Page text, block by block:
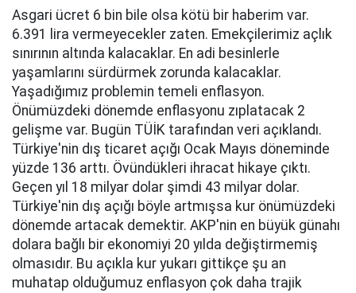
Asgari ücret 6 bin bile olsa kötü bir haberim var.
6.391 lira vermeyecekler zaten. Emekçilerimiz açlık
sınırının altında kalacaklar. En adi besinlerle
yaşamlarını sürdürmek zorunda kalacaklar.
Yaşadığımız problemin temeli enflasyon.
Önümüzdeki dönemde enflasyonu zıplatacak 2
gelişme var. Bugün TÜİK tarafından veri açıklandı.
Türkiye'nin dış ticaret açığı Ocak Mayıs döneminde
yüzde 136 arttı. Övündükleri ihracat hikaye çıktı.
Geçen yıl 18 milyar dolar şimdi 43 milyar dolar.
Türkiye'nin dış açığı böyle artmışsa kur önümüzdeki
dönemde artacak demektir. AKP'nin en büyük günahı
dolara bağlı bir ekonomiyi 20 yılda değiştirmemiş
olmasıdır. Bu açıkla kur yukarı gittikçe şu an
muhatap olduğumuz enflasyon çok daha trajik